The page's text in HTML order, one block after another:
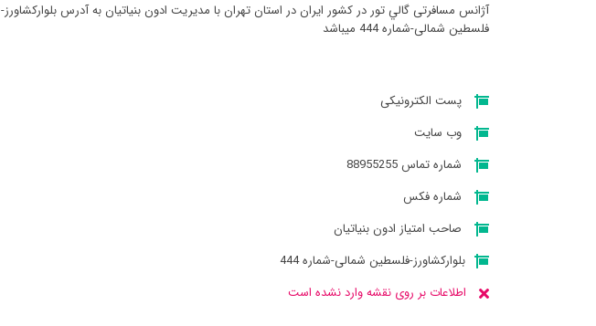
آژانس مسافرتی گالي تور در کشور ایران در استان تهران با مدیریت ادون بنیاتیان به آدرس بلوارکشاورز-
فلسطین شمالی-شماره 444 میباشد
پست الکترونیکی
وب سایت
شماره تماس 88955255
شماره فکس
صاحب امتیاز ادون بنیاتیان
بلوارکشاورز-فلسطین شمالی-شماره 444
اطلاعات بر روی نقشه وارد نشده است